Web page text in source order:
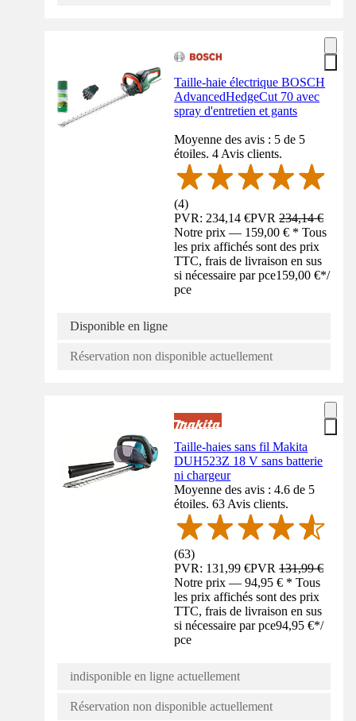
Taille-haie électrique BOSCH
AdvancedHedgeCut 70 avec
spray d'entretien et gants
Moyenne des avis : 5 de 5
étoiles. 4 Avis clients.
(4)
PVR: 234,14 €PVR234,14 €
Notre prix — 159,00 € * Tous
les prix affichés sont des prix
TTC, frais de livraison en sus
si nécessaire par pce159,00 €*/
pce
Disponible en ligne
Réservation non disponible actuellement
Taille-haies sans fil Makita
DUH523Z 18 V sans batterie
ni chargeur
Moyenne des avis : 4.6 de 5
étoiles. 63 Avis clients.
(63)
PVR: 131,99 €PVR131,99 €
Notre prix — 94,95 € * Tous
les prix affichés sont des prix
TTC, frais de livraison en sus
si nécessaire par pce94,95 €*/
pce
indisponible en ligne actuellement
Réservation non disponible actuellement